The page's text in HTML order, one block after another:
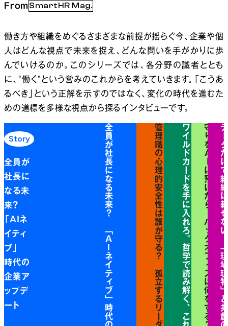
FromSmartHR Mag.
働き方や組織をめぐるさまざまな前提が揺らぐ今、企業や個
人はどんな視点で未来を捉え、どんな問いを手がかりに歩
んでいけるのか。このシリーズでは、各分野の識者ととも
に、“働く”という営みのこれからを考えていきます。「こうあ
るべき」という正解を示すのではなく、変化の時代を進むた
めの道標を多様な視点から探るインタビューです。
全員が社長になる未来？ 「AIネイティブ」時代の企業アップデート
Story
全員が
社長に
なる未
来？
「AIネ
イティ
ブ」
時代の
企業ア
ップデ
ート
管理職の心理的安全性は誰が守る？ 孤立するリーダーに必要な支えワイルドカードを手に入れろ。哲学で読み解く、これからの組織と働き方データだけで組織は耕せない。「現場現物」と共創のマネジメント